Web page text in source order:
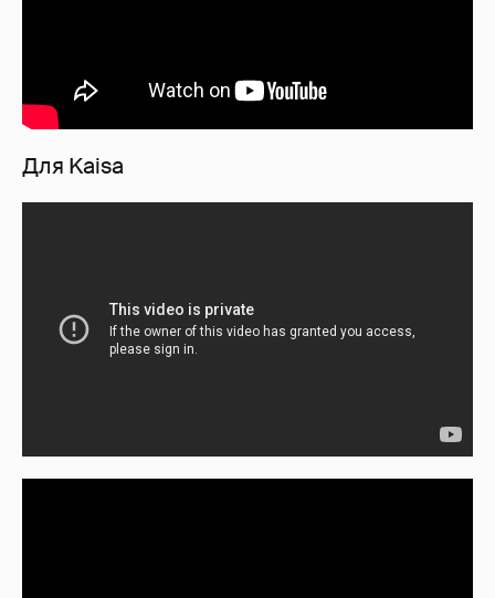
Для Kaisа